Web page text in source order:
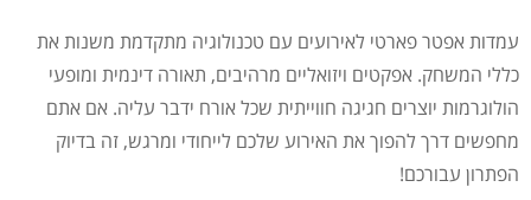
עמדות אפטר פארטי לאירועים עם טכנולוגיה מתקדמת משנות את
כללי המשחק. אפקטים ויזואליים מרהיבים, תאורה דינמית ומופעי
הולוגרמות יוצרים חגיגה חווייתית שכל אורח ידבר עליה. אם אתם
מחפשים דרך להפוך את האירוע שלכם לייחודי ומרגש, זה בדיוק
הפתרון עבורכם!